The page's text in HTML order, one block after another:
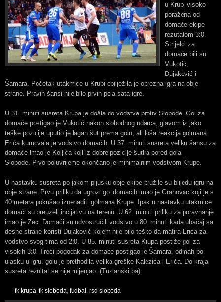
u Krupi visoko
poražena od
domaće ekipe
rezutatom 3:0.
Strijelci za
domaće bili su
Vukotić,
Dujaković i
Šamara. Početak utakmice u Krupi obilježila je oprezna igra na obje
strane. Pravih šansi nije bilo prvih pola sata igre.
U 31. minuti susreta Krupa je došla do vodstva protiv Slobode. Gol za
domaće postigao je Vukotić nakon slobodnog udarca, glavom iz jako
teške pozicije uputio je lagan šut prema golu, ali loša reakcija golmana
Erića kumovala je vodstvo domaćih. U 37. minuti susreta veliku šansu za
domaće imao je Koljića koji iz dobre pozicije šutira pored gola
Slobode. Prvo poluvrijeme okončano je minimalnim vodstvom Krupe.
U nastavku susreta po jakom pljusku obje ekipe pružile su blijedu igru na
obje strane. Prvu priliku da ugrozi gol domaćih imao je Grahovac koji je s
40 metara pokušao iznenaditi golmana Krupe. Ipak u nastavku utakmice
domaći su preuzeli incijativu na terenu. U 62. minuti priliku za poravnanje
imao je Zec. Domaći su udvostručili vodstvo u 80. minuti kada ubačaj sa
desne strane koristi Dujaković kojem nije bilo teško da matira Erića za
vodstvo svog tima od 2:0. U 85. minuti susreta Krupa postiže gol za
visokih 3:0. Treći pogodak za domaće postigao je Šamara, odmah po
ulasku u igru, golu je prethodila velika greške Kalezića i Erića. Do kraja
susreta rezultat se nije mijenjao. (Tuzlanski.ba)
fk krupa fk sloboda fudbal rsd sloboda